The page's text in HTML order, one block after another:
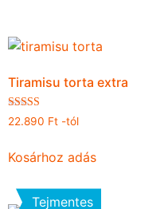
Tiramisu torta extra
Értékelés:
4.96
22.890 Ft -tól
Kosárhoz adás
Tejmentes